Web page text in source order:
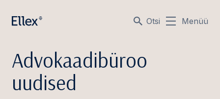
Otsi Menüü
Advokaadibüroo
uudised